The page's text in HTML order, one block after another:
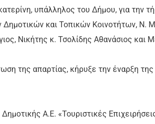
υπάλληλος του Δήμου, για την
Δημοτικών και Τοπικών Κοινοτήτων, Ν.
Νικήτης κ. Τσολίδης Αθανάσιος και
της απαρτίας, κήρυξε την έναρξη της
Α.Ε. «Τουριστικές